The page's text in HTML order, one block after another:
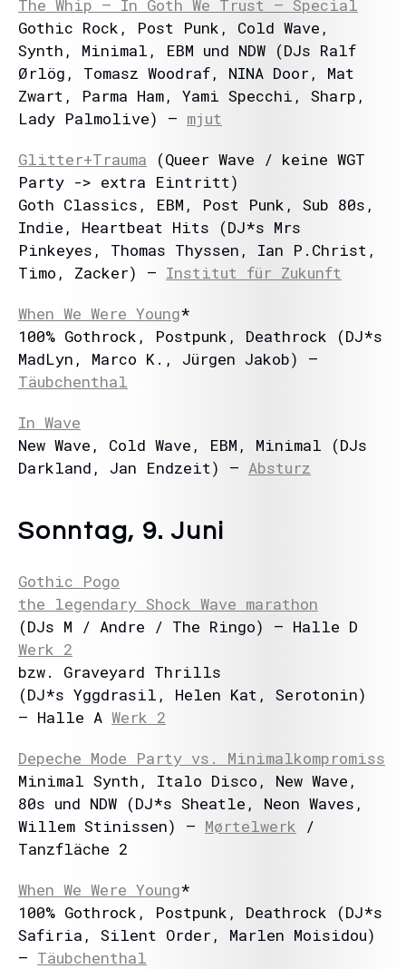
The Whip – In Goth We Trust – Special
Gothic Rock, Post Punk, Cold Wave,
Synth, Minimal, EBM und NDW (DJs Ralf
Ørlög, Tomasz Woodraf, NINA Door, Mat
Zwart, Parma Ham, Yami Specchi, Sharp,
Lady Palmolive) – mjut
Glitter+Trauma (Queer Wave / keine WGT
Party -> extra Eintritt)
Goth Classics, EBM, Post Punk, Sub 80s,
Indie, Heartbeat Hits (DJ*s Mrs
Pinkeyes, Thomas Thyssen, Ian P.Christ,
Timo, Zacker) – Institut für Zukunft
When We Were Young*
100% Gothrock, Postpunk, Deathrock (DJ*s
MadLyn, Marco K., Jürgen Jakob) –
Täubchenthal
In Wave
New Wave, Cold Wave, EBM, Minimal (DJs
Darkland, Jan Endzeit) – Absturz
Sonntag, 9. Juni
Gothic Pogo
the legendary Shock Wave marathon
(DJs M / Andre / The Ringo) – Halle D
Werk 2
bzw. Graveyard Thrills
(DJ*s Yggdrasil, Helen Kat, Serotonin)
– Halle A Werk 2
Depeche Mode Party vs. Minimalkompromiss
Minimal Synth, Italo Disco, New Wave,
80s und NDW (DJ*s Sheatle, Neon Waves,
Willem Stinissen) – Mørtelwerk /
Tanzfläche 2
When We Were Young*
100% Gothrock, Postpunk, Deathrock (DJ*s
Safiria, Silent Order, Marlen Moisidou)
– Täubchenthal